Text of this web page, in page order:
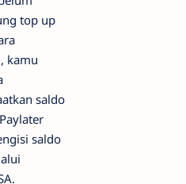
top up
kamu
saldo
saldo